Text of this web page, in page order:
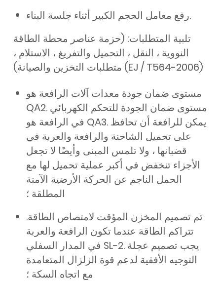
رفع معامل الحجم الكبير أثناء جلسة البناء.
تلبية المتطلبات: (حزمة عناصر محطة الطاقة
النووية ، النقل ، التحميل والتفريغ ، الاستلام ،
متطلبات التخزين والصيانة) (EJ / T564-2006)
مستوى ضمان جودة معدات آلات الرافعة هو
QA2. مستوى ضمان الجودة للتحكم الكهربائي
في الرافعة هو QA3. يمكن للرافعة أن تحافظ
على تحميل الشاحنة والرافعة والعربة في
قضبانها ، ولا تلمس المبنى وأيضًا لا تجعل
الأجزاء تنخفض في أكبر عملية تحميل لها مع
الحمل الناجم عن الحركة الأرضية الآمنة
المطلقة ؛
تم تصميم المخزن المؤقت لامتصاص الطاقة.
تتراكم الطاقة عندما تكون الرافعة والعربة
في المدار السفلي SL-2. يجب تصميم عجلة
التوجيه الأفقية لدعم قوة الزلزال المتعامدة
مع اتجاه السكة ؛